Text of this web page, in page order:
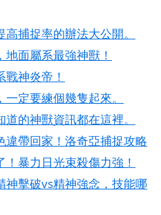
捕捉率的辦法大公開。
面屬系最強神獸！
神炎帝！
定要練個幾隻起來。
的神獸資訊都在這裡。
違帶回家！洛奇亞捕捉攻略
暴力日光束殺傷力強！
神擊破vs精神強念，技能哪